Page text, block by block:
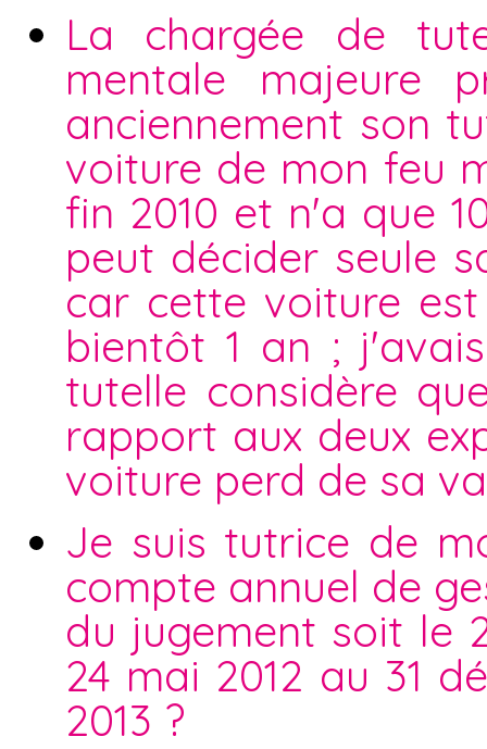
La chargée de
mentale majeure
anciennement son
voiture de mon feu
fin 2010 et n'a que
peut décider seule
car cette voiture
bientôt 1 an ;
tutelle considère
rapport aux deux
voiture perd de sa
Je suis tutrice de
compte annuel de
du jugement soit le
24 mai 2012 au 31
2013 ?